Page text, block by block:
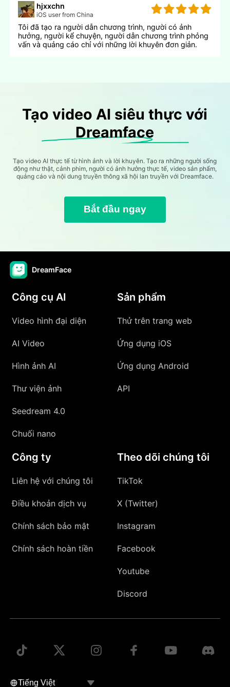
hjxxchn
iOS user from China
Tôi đã tạo ra người dẫn chương trình, người có ảnh
hưởng, người kể chuyện, người dẫn chương trình phỏng
vấn và quảng cáo chỉ với những lời khuyên đơn giản.
Tạo video AI siêu thực với
Dreamface
Tạo video AI thực tế từ hình ảnh và lời khuyên. Tạo ra những người sống
động như thật, cảnh phim, người có ảnh hưởng thực tế, video sản phẩm,
quảng cáo và nội dung truyền thông xã hội lan truyền với Dreamface.
Bắt đầu ngay
DreamFace
Công cụ AI
Video hình đại diện
AI Video
Hình ảnh AI
Thư viện ảnh
Seedream 4.0
Chuối nano
Sản phẩm
Thử trên trang web
Ứng dụng iOS
Ứng dụng Android
API
Công ty
Liên hệ với chúng tôi
Điều khoản dịch vụ
Chính sách bảo mật
Chính sách hoàn tiền
Theo dõi chúng tôi
TikTok
X (Twitter)
Instagram
Facebook
Youtube
Discord